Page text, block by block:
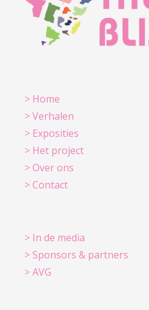
> Home
> Verhalen
> Exposities
> Het project
> Over ons
> Contact
> In de media
> Sponsors & partners
> AVG